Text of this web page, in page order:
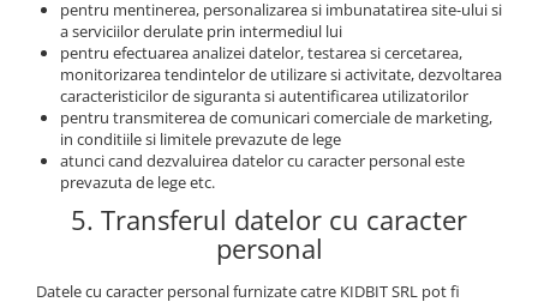
pentru mentinerea, personalizarea si imbunatatirea site-ului si
a serviciilor derulate prin intermediul lui
pentru efectuarea analizei datelor, testarea si cercetarea,
monitorizarea tendintelor de utilizare si activitate, dezvoltarea
caracteristicilor de siguranta si autentificarea utilizatorilor
pentru transmiterea de comunicari comerciale de marketing,
in conditiile si limitele prevazute de lege
atunci cand dezvaluirea datelor cu caracter personal este
prevazuta de lege etc.
5. Transferul datelor cu caracter
personal
Datele cu caracter personal furnizate catre KIDBIT SRL pot fi